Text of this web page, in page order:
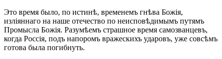
Это время было, по истинѣ, временемъ гнѣва Божія,
изліяннаго на наше отечество по неисповѣдимымъ путямъ
Промысла Божія. Разумѣемъ страшное время самозванцевъ,
когда Россія, подъ напоромъ вражескихъ ударовъ, уже совсѣмъ
готова была погибнуть.